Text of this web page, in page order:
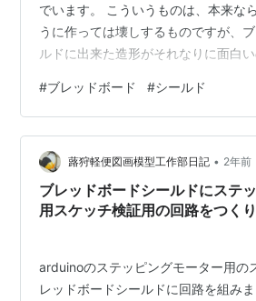
でいます。 こういうものは、本来な
うに作っては壊しするものですが、
ルドに出来た造形がそれなりに面白
た。 なかなか良いです。ただ、こう
といよいよ壊しにくくなるのが問題
んなarduinoのバージョンやブレッド
数持っているのでこういう遊びができ
ないのですが、これも楽しみの一つと
らくの間保存するつもりです。…
#ブレッドボード #シールド
蕗狩軽便図画模型工作部日記 • 2年前
ブレッドボードシールドにステ
用スケッチ検証用の回路をつく
arduinoのステッピングモーター用の
レッドボードシールドに回路を組み